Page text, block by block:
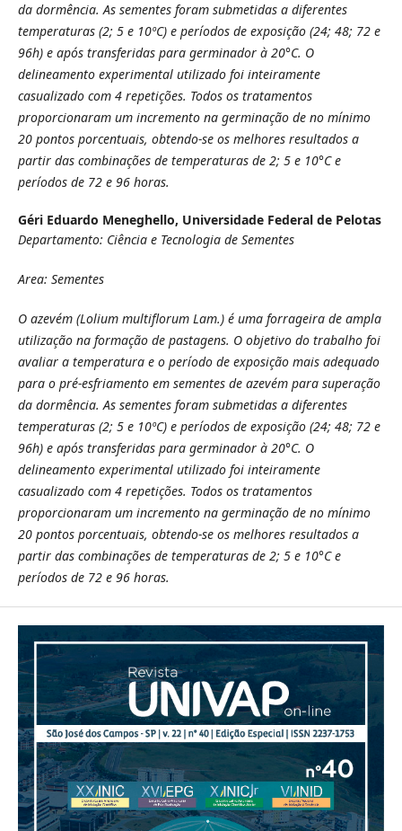
da dormência. As sementes foram submetidas a diferentes
temperaturas (2; 5 e 10ºC) e períodos de exposição (24; 48; 72 e
96h) e após transferidas para germinador à 20°C. O
delineamento experimental utilizado foi inteiramente
casualizado com 4 repetições. Todos os tratamentos
proporcionaram um incremento na germinação de no mínimo
20 pontos porcentuais, obtendo-se os melhores resultados a
partir das combinações de temperaturas de 2; 5 e 10°C e
períodos de 72 e 96 horas.
Géri Eduardo Meneghello, Universidade Federal de Pelotas
Departamento: Ciência e Tecnologia de Sementes
Area: Sementes
O azevém (Lolium multiflorum Lam.) é uma forrageira de ampla
utilização na formação de pastagens. O objetivo do trabalho foi
avaliar a temperatura e o período de exposição mais adequado
para o pré-esfriamento em sementes de azevém para superação
da dormência. As sementes foram submetidas a diferentes
temperaturas (2; 5 e 10ºC) e períodos de exposição (24; 48; 72 e
96h) e após transferidas para germinador à 20°C. O
delineamento experimental utilizado foi inteiramente
casualizado com 4 repetições. Todos os tratamentos
proporcionaram um incremento na germinação de no mínimo
20 pontos porcentuais, obtendo-se os melhores resultados a
partir das combinações de temperaturas de 2; 5 e 10°C e
períodos de 72 e 96 horas.